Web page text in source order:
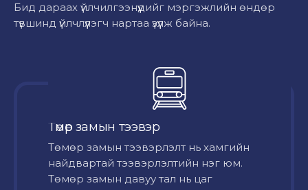
Бид дараах үйлчилгээнүүдийг мэргэжлийн өндөр
түвшинд үйлчлүүлэгч нартаа үзүүлж байна.
Төмөр замын тээвэр
Төмөр замын тээвэрлэлт нь хамгийн
найдвартай тээвэрлэлтийн нэг юм.
Төмөр замын давуу тал нь цаг